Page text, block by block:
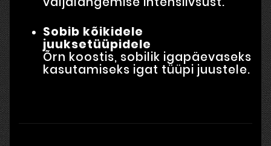
Sobib kõikidele
juuksetüüpidele
Õrn koostis, sobilik igapäevaseks
kasutamiseks igat tüüpi juustele.